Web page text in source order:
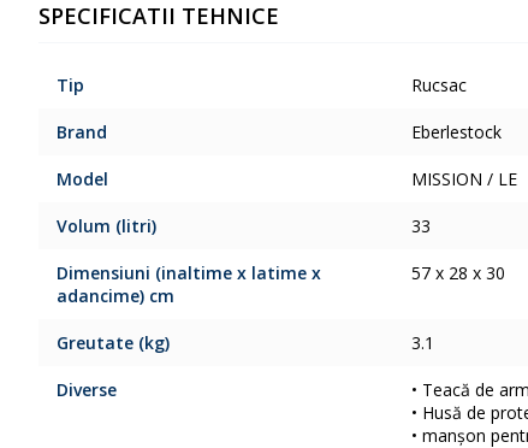
SPECIFICATII TEHNICE
Tip Rucsac
Brand Eberlestock
Model MISSION / LE
Volum (litri) 33
Dimensiuni (inaltime x latime x
adancime) cm
57 x 28 x 30
Greutate (kg) 3.1
Diverse
• Teacă de
• Husă de
• manșon